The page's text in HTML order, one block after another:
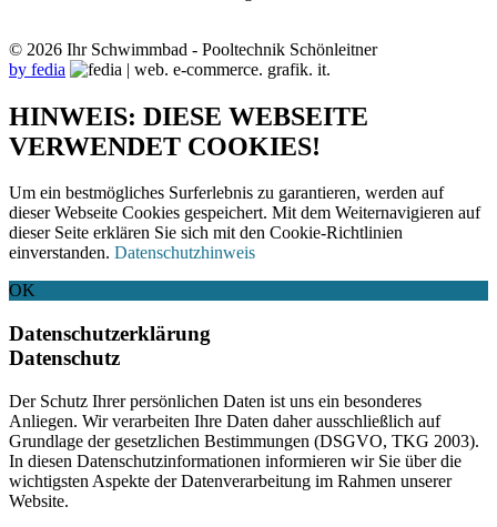
© 2026 Ihr Schwimmbad - Pooltechnik Schönleitner
by fedia
HINWEIS: DIESE WEBSEITE
VERWENDET COOKIES!
Um ein bestmögliches Surferlebnis zu garantieren, werden auf
dieser Webseite Cookies gespeichert. Mit dem Weiternavigieren auf
dieser Seite erklären Sie sich mit den Cookie-Richtlinien
einverstanden. Datenschutzhinweis
OK
Datenschutzerklärung
Datenschutz
Der Schutz Ihrer persönlichen Daten ist uns ein besonderes
Anliegen. Wir verarbeiten Ihre Daten daher ausschließlich auf
Grundlage der gesetzlichen Bestimmungen (DSGVO, TKG 2003).
In diesen Datenschutzinformationen informieren wir Sie über die
wichtigsten Aspekte der Datenverarbeitung im Rahmen unserer
Website.